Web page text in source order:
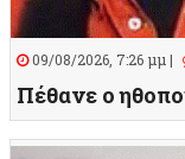
09/08/2026, 7:26 μμ |
Πέθανε ο